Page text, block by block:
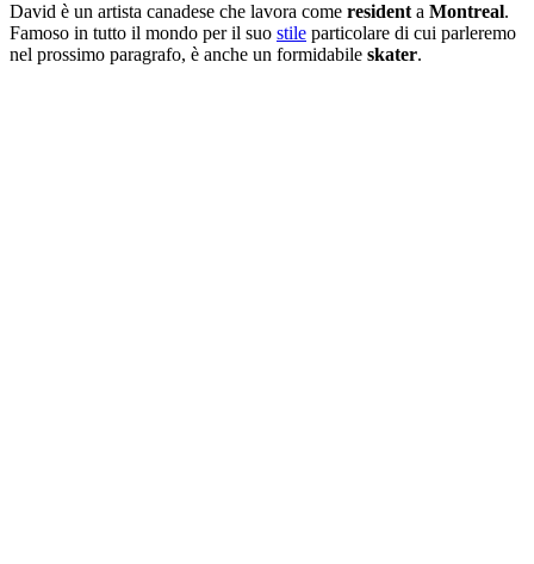
David è un artista canadese che lavora come residenta Montreal.
Famoso in tutto il mondo per il suo stile particolare di cui parleremo
nel prossimo paragrafo, è anche un formidabile skater.